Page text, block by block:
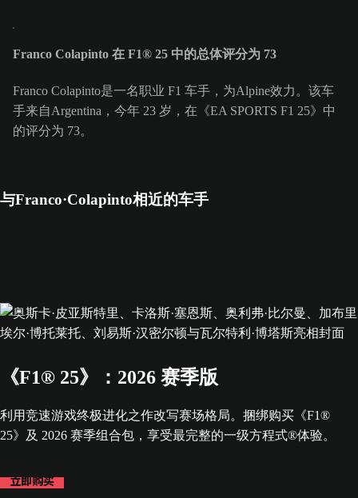
Franco Colapinto 在 F1® 25 中的总体评分为 73
Franco Colapinto是一名职业 F1 车手，为Alpine效力。该车
手来自Argentina，今年 23 岁，在《EA SPORTS F1 25》中
的评分为 73。
与Franco·Colapinto相近的车手
《F1® 25》：2026 赛季版
利用竞速游戏终极进化之作改写赛场格局。捆绑购买《F1®
25》及 2026 赛季组合包，享受最完整的一级方程式®体验。
立即购买